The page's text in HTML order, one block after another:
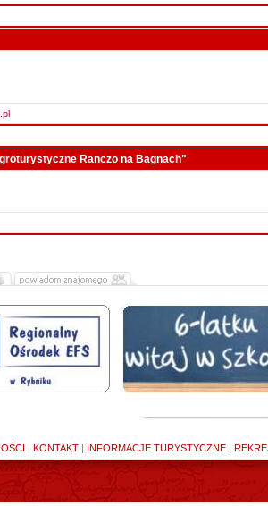
Ranczo na Bagnach"
| KONTAKT | INFORMACJE TURYSTYCZNE |